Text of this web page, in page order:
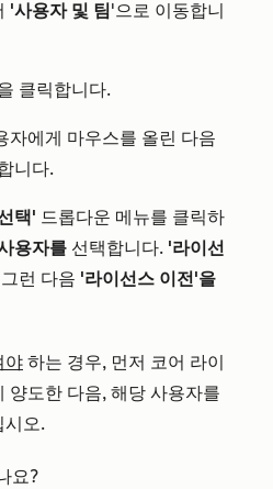
'사용자 및 팀'으로 이동합니
클릭합니다.
자에게 마우스를 올린 다음
니다.
택' 드롭다운 메뉴를 클릭하
용자를 선택합니다. '라이선
런 다음 '라이선스 이전'을
야 하는 경우, 먼저 코어 라이
양도한 다음, 해당 사용자를
시오.
요?